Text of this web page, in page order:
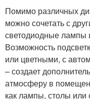
Помимо различных
можно сочетать с
светодиодные
Возможность
или цветными, с
– создает
атмосферу в
как лампы, столы или